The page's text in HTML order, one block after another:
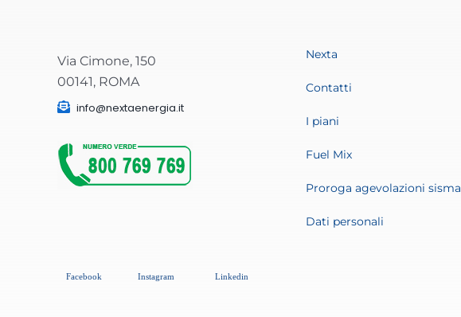
Via Cimone, 150
00141, ROMA
info@nextaenergia.it
Nexta
Contatti
I piani
Fuel Mix
Proroga agevolazioni sisma
Dati personali